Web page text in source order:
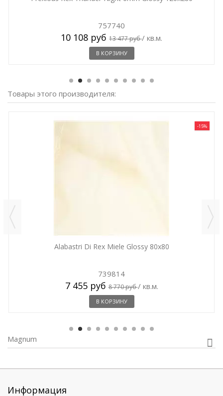
757740
10 108 руб 13 477 руб/ кв.м.
В КОРЗИНУ
Товары этого производителя:
-15%
Alabastri Di Rex Miele Glossy 80x80
739814
7 455 руб8 770 руб/ кв.м.
В КОРЗИНУ
Magnum
Информация